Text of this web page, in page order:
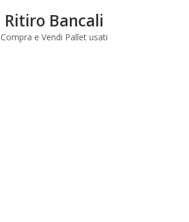
Ritiro Bancali
Compra e Vendi Pallet usati